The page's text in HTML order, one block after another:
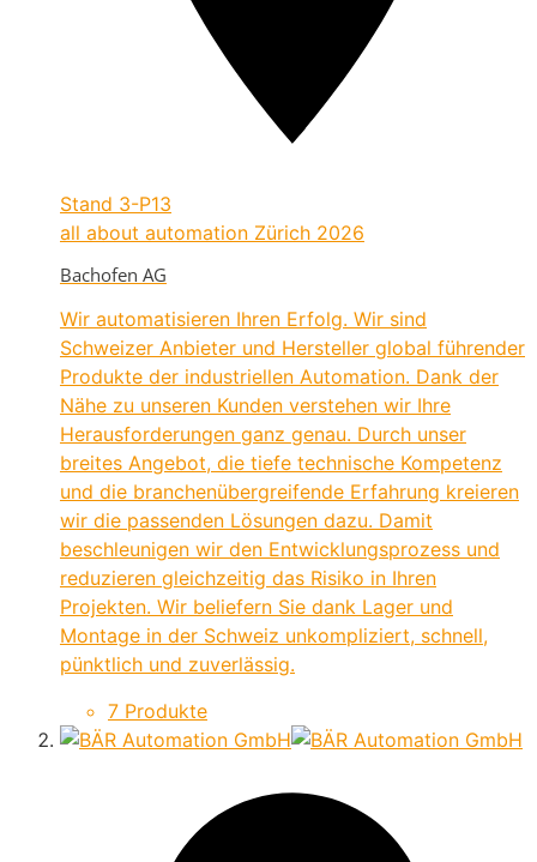
Stand 3-P13
all about automation Zürich 2026
Bachofen AG
Wir automatisieren Ihren Erfolg. Wir sind
Schweizer Anbieter und Hersteller global führender
Produkte der industriellen Automation. Dank der
Nähe zu unseren Kunden verstehen wir Ihre
Herausforderungen ganz genau. Durch unser
breites Angebot, die tiefe technische Kompetenz
und die branchenübergreifende Erfahrung kreieren
wir die passenden Lösungen dazu. Damit
beschleunigen wir den Entwicklungsprozess und
reduzieren gleichzeitig das Risiko in Ihren
Projekten. Wir beliefern Sie dank Lager und
Montage in der Schweiz unkompliziert, schnell,
pünktlich und zuverlässig.
7 Produkte